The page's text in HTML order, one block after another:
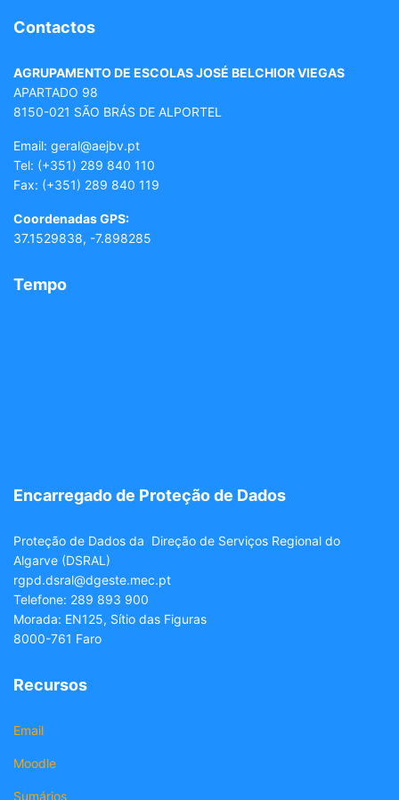
Contactos
AGRUPAMENTO DE ESCOLAS JOSÉ BELCHIOR VIEGAS
APARTADO 98
8150-021 SÃO BRÁS DE ALPORTEL
Email: geral@aejbv.pt
Tel: (+351) 289 840 110
Fax: (+351) 289 840 119
Coordenadas GPS:
37.1529838, -7.898285
Tempo
Encarregado de Proteção de Dados
Proteção de Dados da Direção de Serviços Regional do
Algarve (DSRAL)
rgpd.dsral@dgeste.mec.pt
Telefone: 289 893 900
Morada: EN125, Sítio das Figuras
8000-761 Faro
Recursos
Email
Moodle
Sumários